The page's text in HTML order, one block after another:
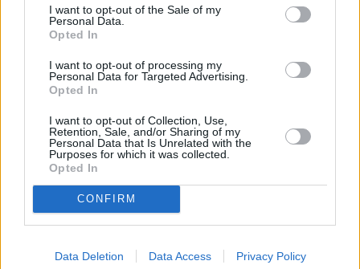
I want to opt-out of the Sale of my
Personal Data.
Opted In
I want to opt-out of processing my
Personal Data for Targeted Advertising.
Opted In
I want to opt-out of Collection, Use,
Retention, Sale, and/or Sharing of my
Personal Data that Is Unrelated with the
Purposes for which it was collected.
Opted In
CONFIRM
Data Deletion Data Access Privacy Policy
ακινήτων